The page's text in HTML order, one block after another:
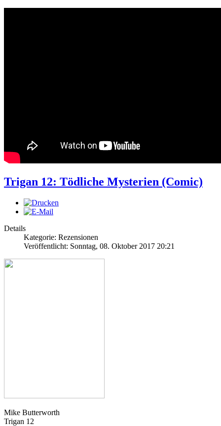
Trigan 12: Tödliche Mysterien (Comic)
Details
Kategorie: Rezensionen
Veröffentlicht: Sonntag, 08. Oktober 2017 20:21
Mike Butterworth
Trigan 12